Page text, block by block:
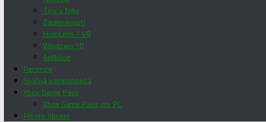
Tipy a triky
Zaujímavosti
HoloLens / VR
Windows 10
Aplikácie
Recenzie
Spätná kompatibilita
Xbox Game Pass
Xbox Game Pass pre PC
Píš pre Xboxer